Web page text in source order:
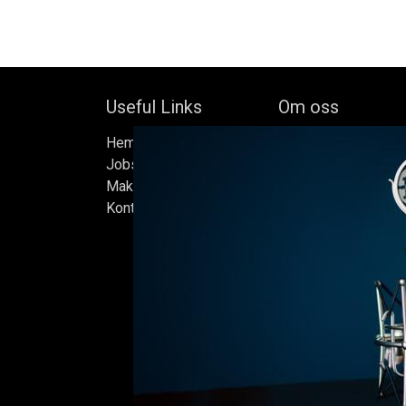
Useful Links
Hem
Jobs
Make Good
Kontakta oss
Om oss
oberoende
av Bock Brewery,
Efter nästan trettio
bryggde vi den
iskällare som
Ölen bryggs i små
sats måste
standarder vi
endast det bästa är